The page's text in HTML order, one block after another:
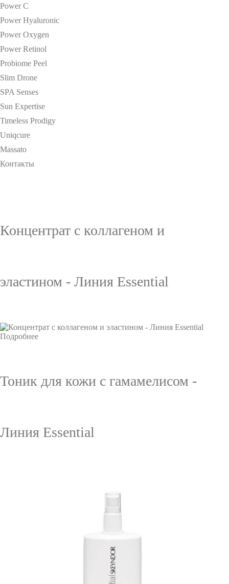
Power C
Power Hyaluronic
Power Oxygen
Power Retinol
Probiome Peel
Slim Drone
SPA Senses
Sun Expertise
Timeless Prodigy
Uniqcure
Massato
Контакты
Концентрат с коллагеном и
эластином - Линия Essential
Подробнее
Тоник для кожи с гамамелисом -
Линия Essential